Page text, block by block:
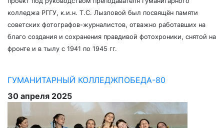
колледжа РГГУ, к.и.н. Т.С. Лызловой был посвящён памяти
советских фотографов-журналистов, отважно работавших на
благо создания и сохранения правдивой фотохроники, снятой на
фронте и в тылу с 1941 по 1945 гг.
ГУМАНИТАРНЫЙ КОЛЛЕДЖПОБЕДА-80
30 апреля 2025